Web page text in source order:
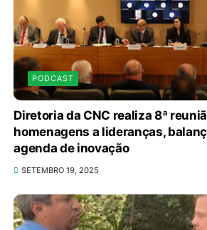
PODCAST
Diretoria da CNC realiza 8ª
homenagens a lideranças,
agenda de inovação
SETEMBRO 19, 2025